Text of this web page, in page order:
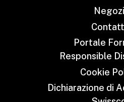
Negozi
Portale
Responsible
Cookie
Dichiarazione di